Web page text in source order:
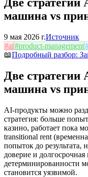
машина vs
9 мая 2026 г.Источник
#ai#product-management
📖Подробный разбор:
Две стратегии
машина vs
AI-продукты можно
стратегия: больше
казино, работает пока
transitional rent
попыток до результата,
доверие и
детерминированности
становится уязвимой.